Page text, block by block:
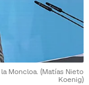
Moncloa. (Matías Nieto
Koenig)